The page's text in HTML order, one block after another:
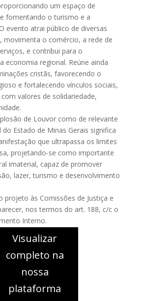
um espaço de
fomentando o turismo e a
evento atrai público de diversas
movimenta o comércio, a rede de
e contribui para o
economia regional. Reúne ainda
cristãs, favorecendo o
e fortalecendo vínculos sociais,
valores de solidariedade,
de Louvor como de relevante
Estado de Minas Gerais significa
que ultrapassa os limites
projetando-se como importante
imaterial, capaz de promover
lazer, turismo e desenvolvimento
projeto às Comissões de Justiça e
nos termos do art. 188, c/c o
Interno.
Visualizar
completo na
nossa
plataforma